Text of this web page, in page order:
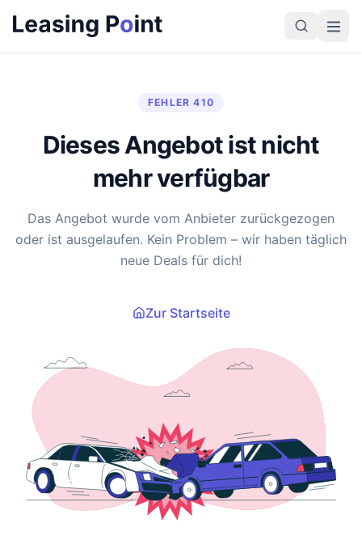
FEHLER 410
Dieses Angebot ist nicht
mehr verfügbar
Das Angebot wurde vom Anbieter zurückgezogen
oder ist ausgelaufen. Kein Problem – wir haben täglich
neue Deals für dich!
Zur Startseite